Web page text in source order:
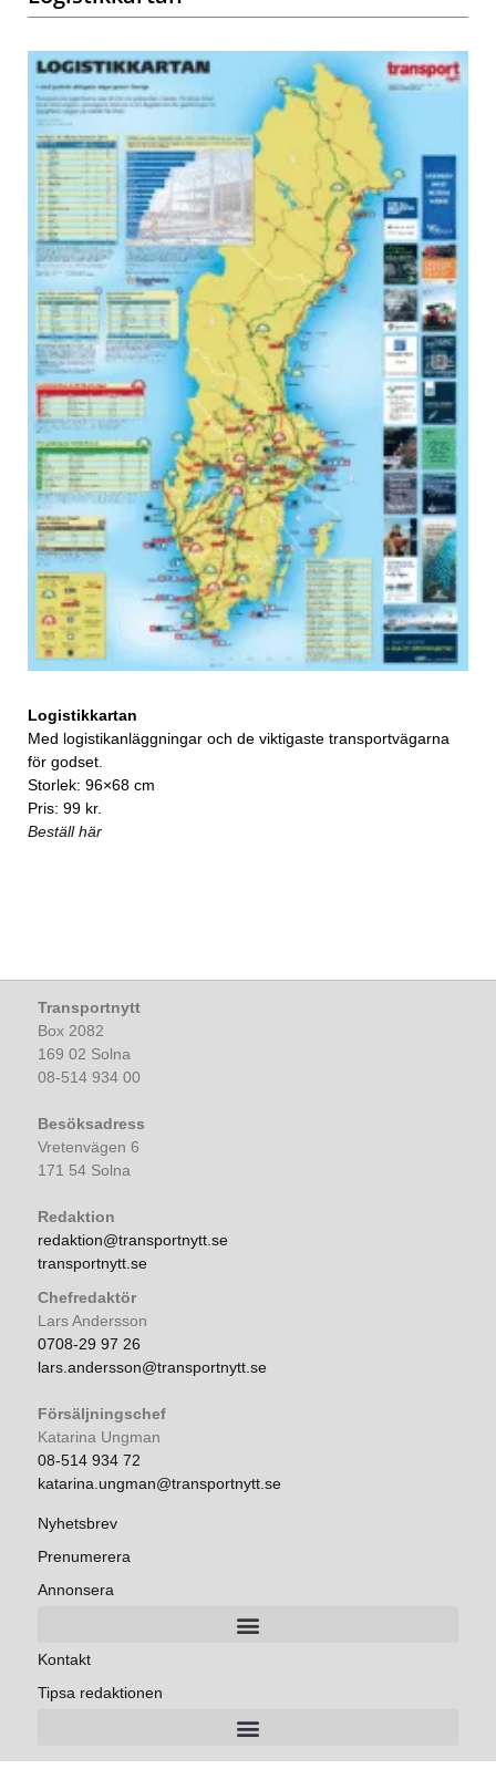
Logistikkartan
Med logistikanläggningar och de viktigaste transportvägarna
för godset.
Storlek: 96×68 cm
Pris: 99 kr.
Beställ här
Transportnytt
Box 2082
169 02 Solna
08-514 934 00
Besöksadress
Vretenvägen 6
171 54 Solna
Redaktion
redaktion@transportnytt.se
transportnytt.se
Chefredaktör
Lars Andersson
0708-29 97 26
lars.andersson@transportnytt.se
Försäljningschef
Katarina Ungman
08-514 934 72
katarina.ungman@transportnytt.se
Nyhetsbrev
Prenumerera
Annonsera
Kontakt
Tipsa redaktionen